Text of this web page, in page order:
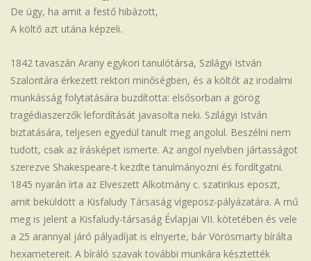
De úgy, ha amit a festő hibázott,
A költő azt utána képzeli.
1842 tavaszán Arany egykori tanulótársa, Szilágyi István
Szalontára érkezett rektori minőségben, és a költőt az irodalmi
munkásság folytatására buzdította: elsősorban a görög
tragédiaszerzők lefordítását javasolta neki. Szilágyi István
biztatására, teljesen egyedül tanult meg angolul. Beszélni nem
tudott, csak az írásképet ismerte. Az angol nyelvben jártasságot
szerezve Shakespeare-t kezdte tanulmányozni és fordítgatni.
1845 nyarán írta az Elveszett Alkotmány c. szatirikus eposzt,
amit beküldött a Kisfaludy Társaság vígeposz-pályázatára. A mű
meg is jelent a Kisfaludy-társaság Évlapjai VII. kötetében és vele
a 25 arannyal járó pályadíjat is elnyerte, bár Vörösmarty bírálta
hexametereit. A bíráló szavak további munkára késztették